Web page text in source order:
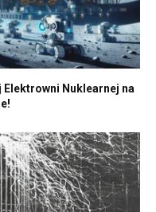
Elektrowni Nuklearnej na